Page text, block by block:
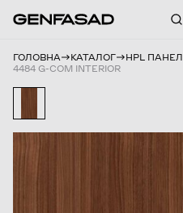
ГОЛОВНА КАТАЛОГ
HPL
4484 G-COM INTERIOR